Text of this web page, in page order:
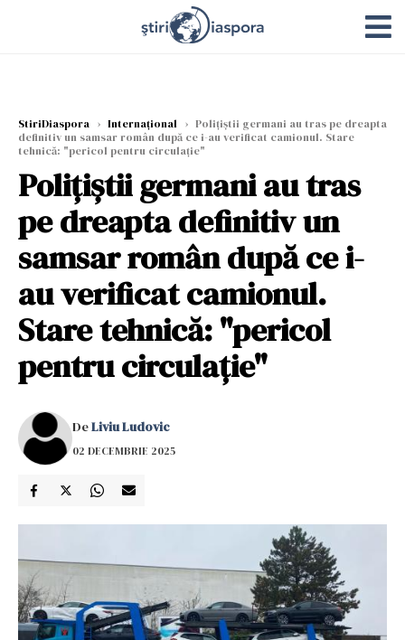
StiriDiaspora › Internațional › Polițiștii germani au tras pe dreapta
definitiv un samsar român după ce i-au verificat camionul. Stare
tehnică: "pericol pentru circulație"
Polițiștii germani au tras
pe dreapta definitiv un
samsar român după ce i-
au verificat camionul.
Stare tehnică: "pericol
pentru circulație"
DeLiviu Ludovic
02 DECEMBRIE 2025